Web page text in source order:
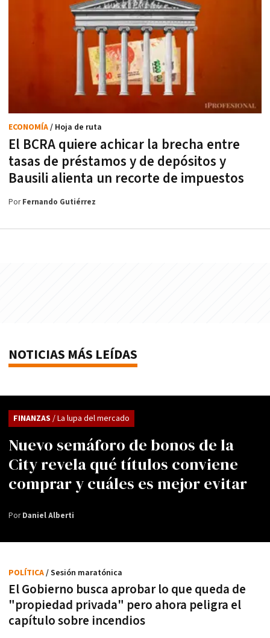
El BCRA quiere achicar la brecha entre
tasas de préstamos y de depósitos y
Bausili alienta un recorte de impuestos
ECONOMÍA/ Hoja de ruta
PorFernando Gutiérrez
NOTICIAS MÁS LEÍDAS
Nuevo semáforo de bonos de la
City revela qué títulos conviene
comprar y cuáles es mejor evitar
FINANZAS / La lupa del mercado
PorDaniel Alberti
El Gobierno busca aprobar lo que queda de
"propiedad privada" pero ahora peligra el
capítulo sobre incendios
POLÍTICA/ Sesión maratónica